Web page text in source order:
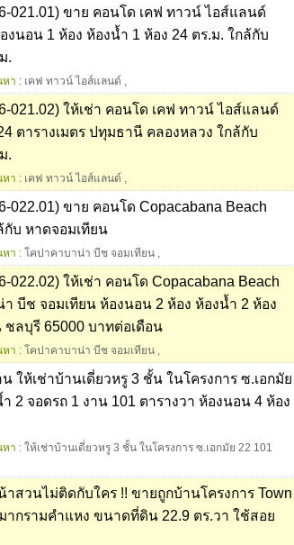
021.01) ขาย คอนโด เคฟ ทาวน์ ไอส์แลนด์
งนอน 1 ห้อง ห้องน้ำ 1 ห้อง 24 ตร.ม. ใกล้กับ
.
หา : เคฟ ทาวน์ ไอส์แลนด์ ,
021.02) ให้เช่า คอนโด เคฟ ทาวน์ ไอส์แลนด์
ตารางเมตร ปทุมธานี คลองหลวง ใกล้กับ
.
หา : เคฟ ทาวน์ ไอส์แลนด์ ,
022.01) ขาย คอนโด Copacabana Beach
บ หาดจอมเทียน
หา : โคปาคาบาน่า บีช จอมเทียน ,
022.02) ให้เช่า คอนโด Copacabana Beach
บีช จอมเทียน ห้องนอน 2 ห้อง ห้องน้ำ 2 ห้อง
ชลบุรี 65000 บาทต่อเดือน
หา : โคปาคาบาน่า บีช จอมเทียน ,
ให้เช่าบ้านเดี่ยวหรู 3 ชั้น ในโครงการ ซ.เอกมัย
2 จอดรถ 1 งาน 101 ตารางวา ห้องนอน 4 ห้อง
หา : ให้เช่าบ้านเดี่ยวหรู 3 ชั้น ในโครงการ ซ.เอกมัย 22 101
สวนไม่ติดกับใคร !! ขายถูกบ้านโครงการ Town
ากรามคำแหง ขนาดที่ดิน 22.9 ตร.วา ใช้สอย